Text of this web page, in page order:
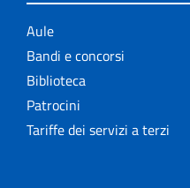
Aule
Bandi e concorsi
Biblioteca
Patrocini
Tariffe dei servizi a terzi